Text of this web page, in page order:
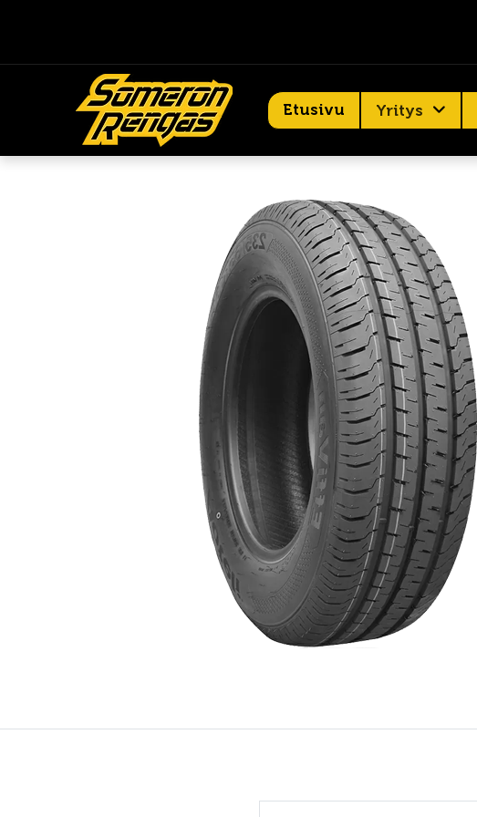
Etusivu Yritys